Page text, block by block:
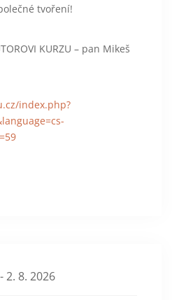
tvoření!
KURZU – pan Mikeš
index.php?
2. 8. 2026